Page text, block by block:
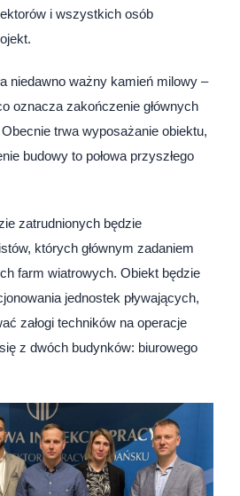
i wszystkich osób
niedawno ważny kamień milowy –
oznacza zakończenie głównych
trwa wyposażanie obiektu,
budowy to połowa przyszłego
zatrudnionych będzie
których głównym zadaniem
farm wiatrowych. Obiekt będzie
jednostek pływających,
załogi techników na operacje
z dwóch budynków: biurowego